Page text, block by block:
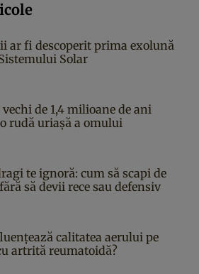
ar fi descoperit prima exolună
Solar
de 1,4 milioane de ani
rudă uriașă a omului
te ignoră: cum să scapi de
să devii rece sau defensiv
calitatea aerului pe
artrită reumatoidă?